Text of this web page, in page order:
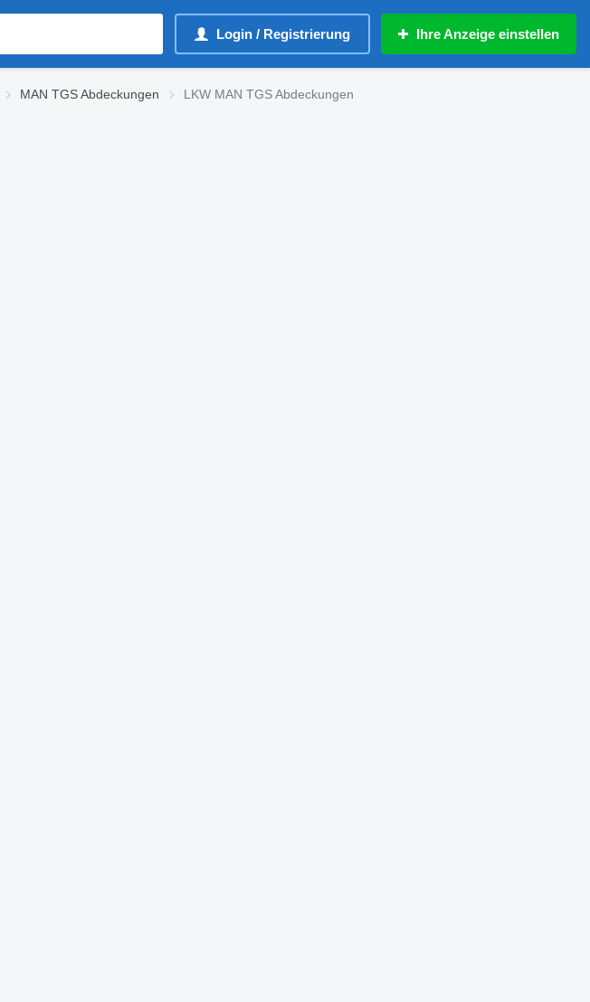
Login / Registrierung Ihre Anzeige einstellen
MAN TGS Abdeckungen LKW MAN TGS Abdeckungen